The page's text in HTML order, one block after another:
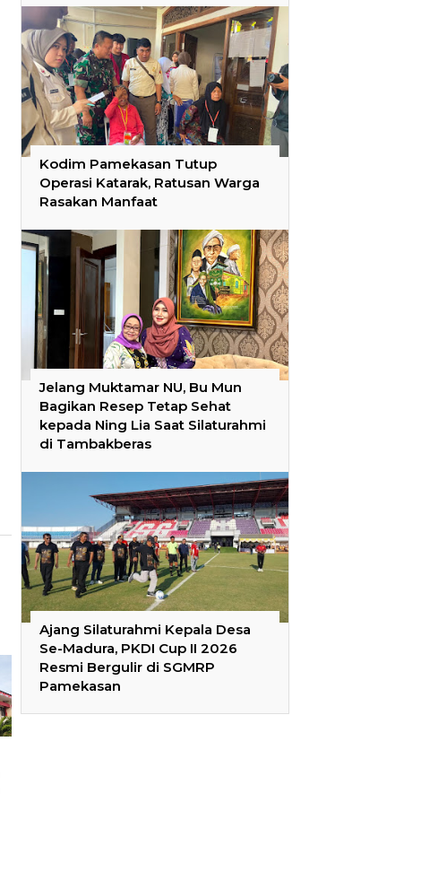
Kodim Pamekasan Tutup
Operasi Katarak, Ratusan Warga
Rasakan Manfaat
Jelang Muktamar NU, Bu Mun
Bagikan Resep Tetap Sehat
kepada Ning Lia Saat Silaturahmi
di Tambakberas
Ajang Silaturahmi Kepala Desa
Se-Madura, PKDI Cup II 2026
Resmi Bergulir di SGMRP
Pamekasan